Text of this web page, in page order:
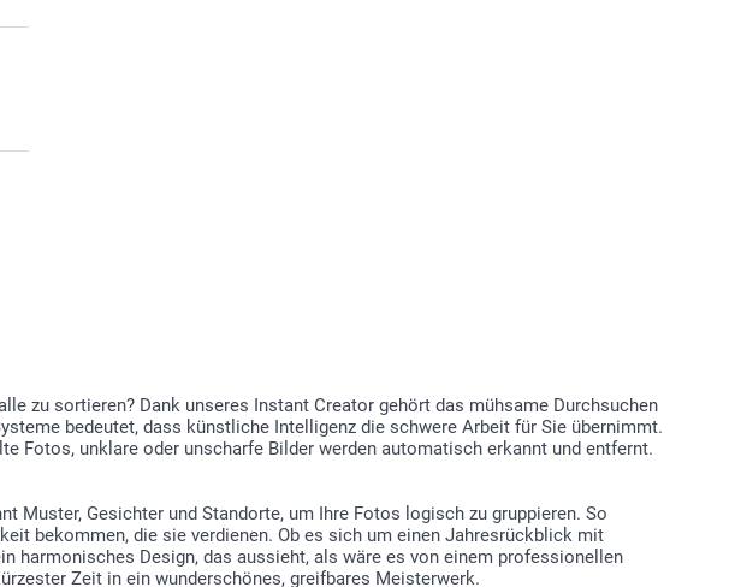
zu sortieren? Dank unseres Instant Creator gehört das mühsame Durchsuchen
bedeutet, dass künstliche Intelligenz die schwere Arbeit für Sie übernimmt.
Fotos, unklare oder unscharfe Bilder werden automatisch erkannt und entfernt.
Muster, Gesichter und Standorte, um Ihre Fotos logisch zu gruppieren. So
bekommen, die sie verdienen. Ob es sich um einen Jahresrückblick mit
harmonisches Design, das aussieht, als wäre es von einem professionellen
Zeit in ein wunderschönes, greifbares Meisterwerk.